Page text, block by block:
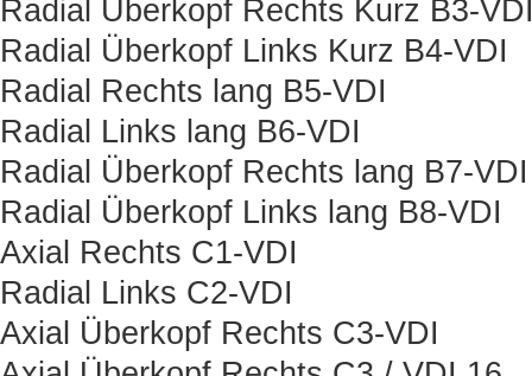
Radial Überkopf Rechts Kurz B3-
Radial Überkopf Links Kurz B4-VDI
Radial Rechts lang B5-VDI
Radial Links lang B6-VDI
Radial Überkopf Rechts lang B7-VDI
Radial Überkopf Links lang B8-VDI
Axial Rechts C1-VDI
Radial Links C2-VDI
Axial Überkopf Rechts C3-VDI